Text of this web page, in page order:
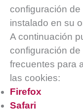
configuración
instalado en su
A continuación
configuración
frecuentes para
las cookies:
Firefox
Safari